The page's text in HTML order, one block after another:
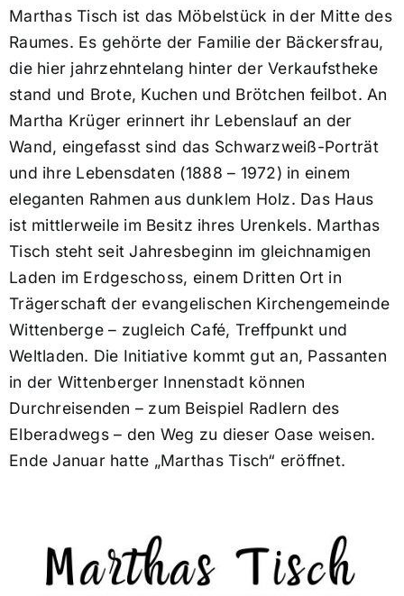
Marthas Tisch ist das Möbelstück in der Mitte des
Raumes. Es gehörte der Familie der Bäckersfrau,
die hier jahrzehntelang hinter der Verkaufstheke
stand und Brote, Kuchen und Brötchen feilbot. An
Martha Krüger erinnert ihr Lebenslauf an der
Wand, eingefasst sind das Schwarzweiß-Porträt
und ihre Lebensdaten (1888 – 1972) in einem
eleganten Rahmen aus dunklem Holz. Das Haus
ist mittlerweile im Besitz ihres Urenkels. Marthas
Tisch steht seit Jahresbeginn im gleichnamigen
Laden im Erdgeschoss, einem Dritten Ort in
Trägerschaft der evangelischen Kirchengemeinde
Wittenberge – zugleich Café, Treffpunkt und
Weltladen. Die Initiative kommt gut an, Passanten
in der Wittenberger Innenstadt können
Durchreisenden – zum Beispiel Radlern des
Elberadwegs – den Weg zu dieser Oase weisen.
Ende Januar hatte „Marthas Tisch“ eröffnet.